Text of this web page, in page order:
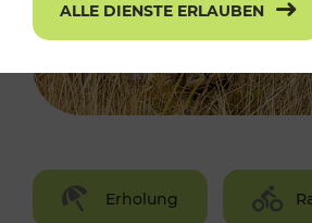
Erholung
ALLE DIENSTE ERLAUBEN